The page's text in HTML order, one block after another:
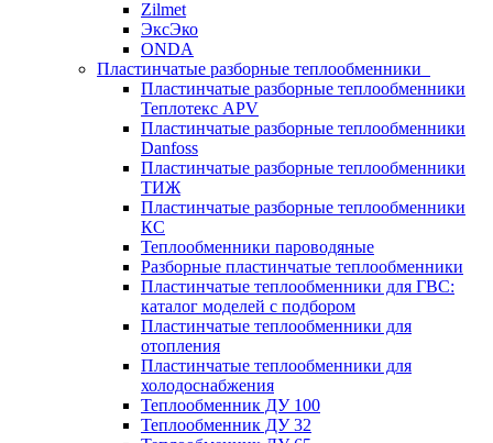
Zilmet
ЭксЭко
ONDA
Пластинчатые разборные теплообменники
Пластинчатые разборные теплообменники
Теплотекс APV
Пластинчатые разборные теплообменники
Danfoss
Пластинчатые разборные теплообменники
ТИЖ
Пластинчатые разборные теплообменники
КC
Теплообменники пароводяные
Разборные пластинчатые теплообменники
Пластинчатые теплообменники для ГВС:
каталог моделей с подбором
Пластинчатые теплообменники для
отопления
Пластинчатые теплообменники для
холодоснабжения
Теплообменник ДУ 100
Теплообменник ДУ 32